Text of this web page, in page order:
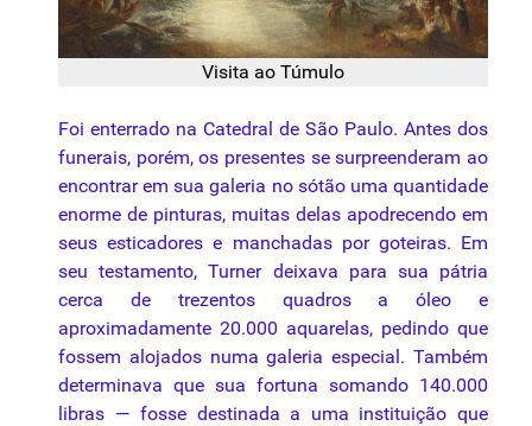
Visita ao Túmulo
Foi enterrado na Catedral de São Paulo. Antes dos
funerais, porém, os presentes se surpreenderam ao
encontrar em sua galeria no sótão uma quantidade
enorme de pinturas, muitas delas apodrecendo em
seus esticadores e manchadas por goteiras. Em
seu testamento, Turner deixava para sua pátria
cerca de trezentos quadros a óleo e
aproximadamente 20.000 aquarelas, pedindo que
fossem alojados numa galeria especial. Também
determinava que sua fortuna somando 140.000
libras — fosse destinada a uma instituição que